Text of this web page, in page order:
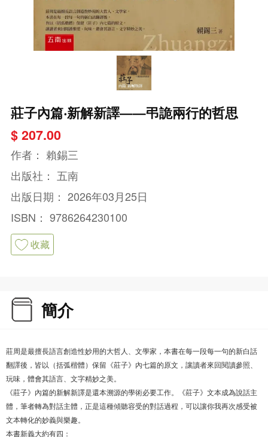
莊子內篇‧新解新譯——弔詭兩行的哲思
$ 207.00
作者： 賴錫三
出版社： 五南
出版日期： 2026年03月25日
ISBN： 9786264230100
收藏
簡介
莊周是最擅長語言創造性妙用的大哲人、文學家，本書在每一段每一句的新白話
翻譯後，皆以（括弧楷體）保留《莊子》內七篇的原文，讓讀者來回閱讀參照、
玩味，體會其語言、文字精妙之美。
《莊子》內篇的新解新譯是還本溯源的學術必要工作。《莊子》文本成為說話主
體，筆者轉為對話主體，正是這種傾聽容受的對話過程，可以讓你我再次感受被
文本轉化的妙義與樂趣。
本書新義大約有四：